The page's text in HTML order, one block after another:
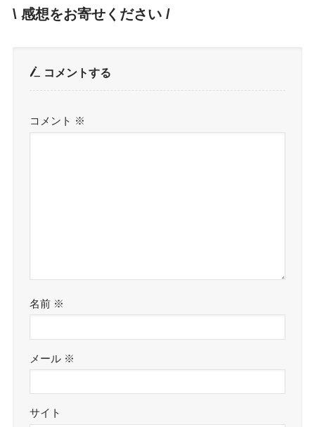
\ 感想をお寄せください /
コメントする
コメント ※
名前 ※
メール ※
サイト